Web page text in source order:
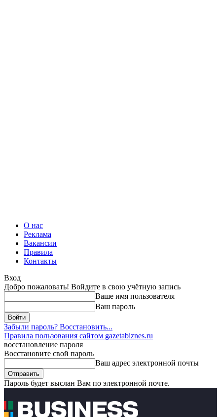
О нас
Реклама
Вакансии
Правила
Контакты
Вход
Добро пожаловать! Войдите в свою учётную запись
Ваше имя пользователя
Ваш пароль
Забыли пароль? Восстановить...
Правила пользования сайтом gazetabiznes.ru
восстановление пароля
Восстановите свой пароль
Ваш адрес электронной почты
Пароль будет выслан Вам по электронной почте.